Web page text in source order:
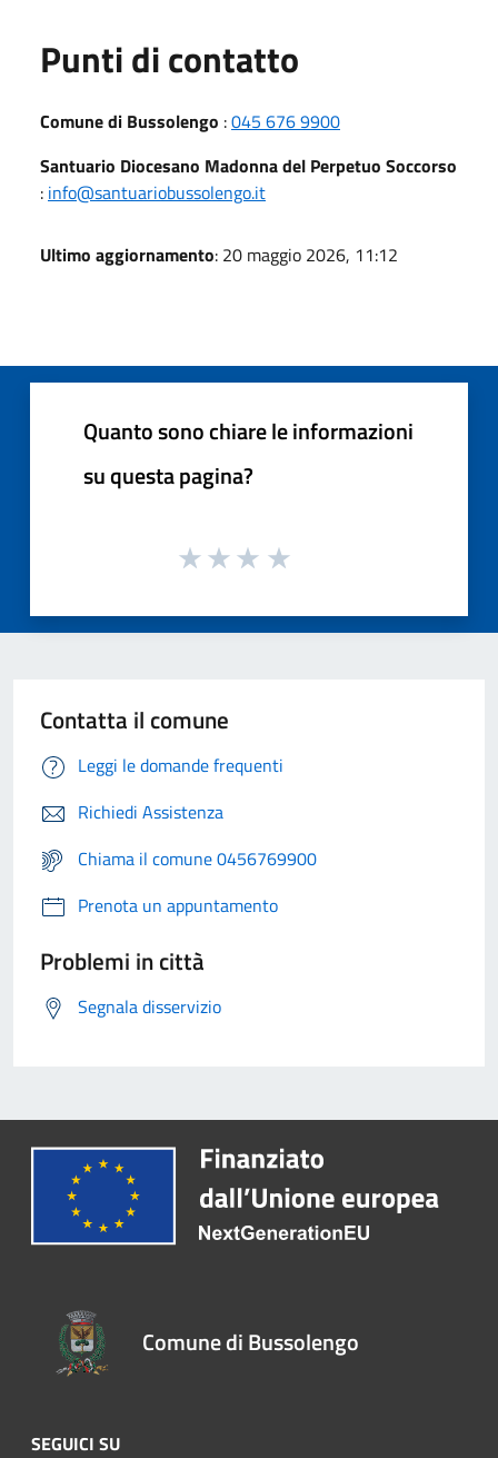
Punti di contatto
Comune di Bussolengo :045 676 9900
Santuario Diocesano Madonna del Perpetuo Soccorso
: info@santuariobussolengo.it
Ultimo aggiornamento: 20 maggio 2026, 11:12
Quanto sono chiare le informazioni
su questa pagina?
Contatta il comune
Leggi le domande frequenti
Richiedi Assistenza
Chiama il comune 0456769900
Prenota un appuntamento
Problemi in città
Segnala disservizio
Comune di Bussolengo
SEGUICI SU